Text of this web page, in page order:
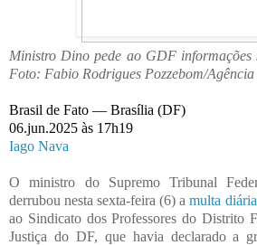
Ministro Dino pede ao GDF informações
Foto: Fabio Rodrigues Pozzebom/
Brasil de Fato — Brasília (DF)
06.jun.2025 às 17h19
Iago Nava
O ministro do Supremo Tribunal
derrubou nesta sexta-feira (6) amulta
ao Sindicato dos Professores do Distrito
Justiça do DF, que havia declarado a